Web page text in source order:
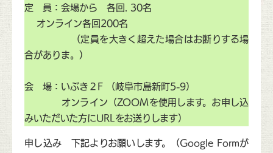
定 員：会場から 各回. 30名
オンライン各回200名
（定員を大きく超えた場合はお断りする場
合がありま。）
会 場：いぶき２F （岐阜市島新町5-9）
オンライン（ZOOMを使用します。お申し込
みいただいた方にURLをお送りします）
申し込み 下記よりお願いします。（Google Formが